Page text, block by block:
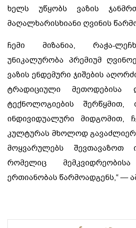
ხელს უწყობს ვაზის
მაღალხარისხიანი ღვინის
ჩემი მიზანია, რაჭა-
უნიკალურობა პრემიუმ
ვაზის ენდემური ჯიშების
ტრადიციული მეთოდებისა
ტექნოლოგიების შერწყმით,
ინდივიდუალური მიდგომით,
კულტურას მხოლოდ
მოყვარულებს შევთავაზოთ
რომელიც
ერთიანობას წარმოადგენს,“ —